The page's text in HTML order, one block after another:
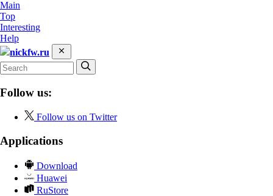
Main
Top
Interesting
Help
nickfw.ru
Follow us:
Follow us on Twitter
Applications
Download
Huawei
RuStore